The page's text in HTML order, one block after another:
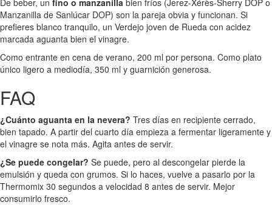
Manzanilla de Sanlúcar DOP) son la pareja obvia y funcionan. Si
prefieres blanco tranquilo, un Verdejo joven de Rueda con acidez
marcada aguanta bien el vinagre.
Como entrante en cena de verano, 200 ml por persona. Como plato
único ligero a mediodía, 350 ml y guarnición generosa.
FAQ
¿Cuánto aguanta en la nevera? Tres días en recipiente cerrado,
bien tapado. A partir del cuarto día empieza a fermentar ligeramente y
el vinagre se nota más. Agita antes de servir.
¿Se puede congelar? Se puede, pero al descongelar pierde la
emulsión y queda con grumos. Si lo haces, vuelve a pasarlo por la
Thermomix 30 segundos a velocidad 8 antes de servir. Mejor
consumirlo fresco.